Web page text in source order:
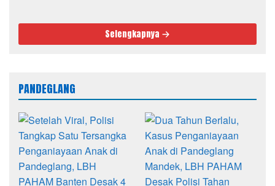
Selengkapnya
PANDEGLANG